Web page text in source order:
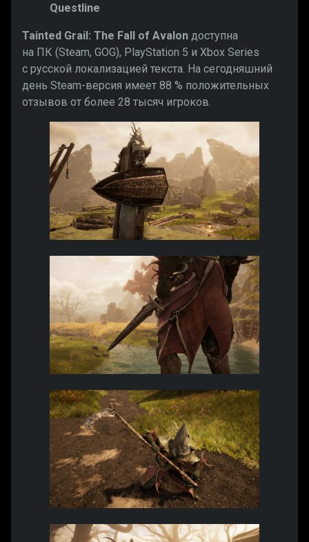
Questline
Tainted Grail: The Fall of Avalon доступна
на ПК (Steam, GOG), PlayStation 5 и Xbox Series
с русской локализацией текста. На сегодняшний
день Steam-версия имеет 88 % положительных
отзывов от более 28 тысяч игроков.